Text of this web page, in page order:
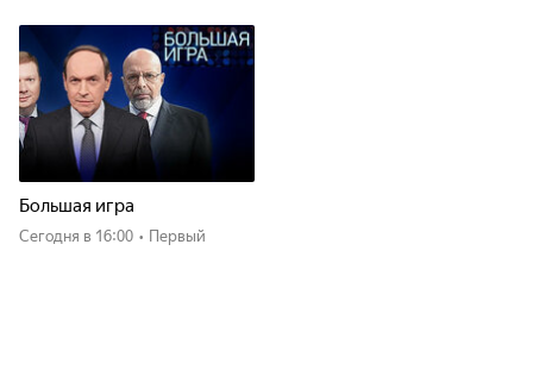
Большая игра
Сегодня в 16:00 • Первый